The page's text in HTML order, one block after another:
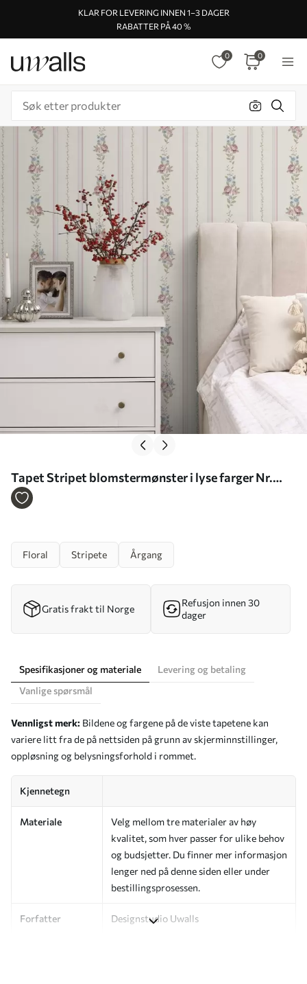
KLAR FOR LEVERING INNEN 1–3 DAGER
RABATTER PÅ 40 %
0 0
Tapet Stripet blomstermønster i lyse farger Nr.
a01130
Floral Stripete Årgang
Gratis frakt til Norge
Refusjon innen 30
dager
Spesifikasjoner og materiale
Levering og betaling
Vanlige spørsmål
Vennligst merk: Bildene og fargene på de viste tapetene kan
variere litt fra de på nettsiden på grunn av skjerminnstillinger,
oppløsning og belysningsforhold i rommet.
Kjennetegn
Materiale
Velg mellom tre materialer av høy
kvalitet, som hver passer for ulike behov
og budsjetter. Du finner mer informasjon
lenger ned på denne siden eller under
bestillingsprosessen.
Forfatter Designstudio Uwalls